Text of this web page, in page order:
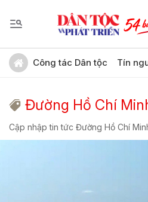
Công tác Dân tộc Tín
Đường Hồ Chí
Cập nhập tin tức Đường Hồ Chí